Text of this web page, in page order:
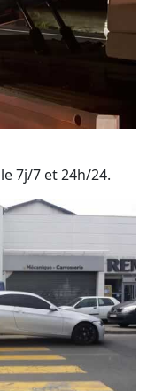
7j/7 et 24h/24.